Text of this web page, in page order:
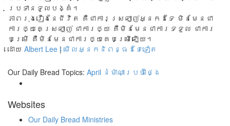
ប្រទានទូលបង្គំ។
ភាពរុងរឿងនៃជីវិត គឺជាការស្រឡាញ់អ្នកដទៃ មិនមែនជា
ការឲ្យគេស្រឡាញ់ ជាការឲ្យ គឺមិនមែនជាការទទួល ជាការ
បម្រើ គឺមិនមែនជាការឲ្យគេបម្រើឡើយ។
ដោយ Albert Lee | មើលអ្នកនិពន្ធដទៃទៀត
Our Daily Bread Topics: April នំម៉ាណាប្រចាំថ្ងៃ
Websites
Our Daily Bread Ministries